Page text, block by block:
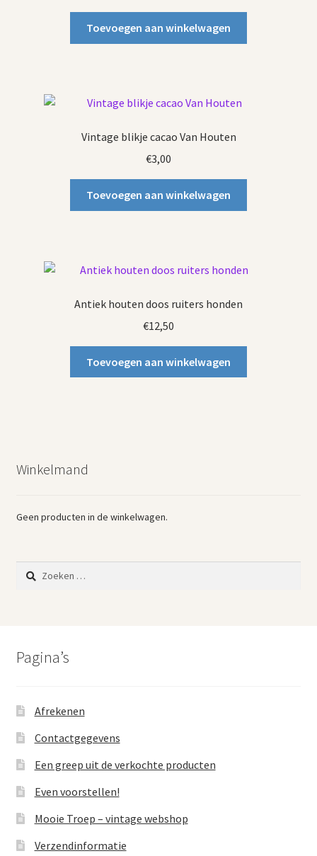
Toevoegen aan winkelwagen
Vintage blikje cacao Van Houten
€3,00
Toevoegen aan winkelwagen
Antiek houten doos ruiters honden
€12,50
Toevoegen aan winkelwagen
Winkelmand
Geen producten in de winkelwagen.
Zoeken
naar:
Pagina’s
Afrekenen
Contactgegevens
Een greep uit de verkochte producten
Even voorstellen!
Mooie Troep – vintage webshop
Verzendinformatie